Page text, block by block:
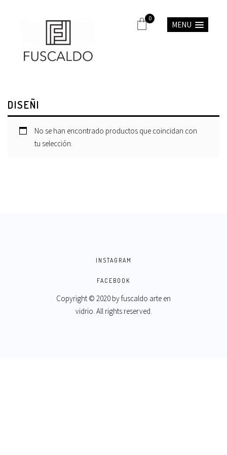
MENU
0
DISEÑI
No se han encontrado productos que coincidan con
tu selección.
INSTAGRAM
FACEBOOK
Copyright © 2020 byfuscaldo arte en
vidrio. All rights reserved.